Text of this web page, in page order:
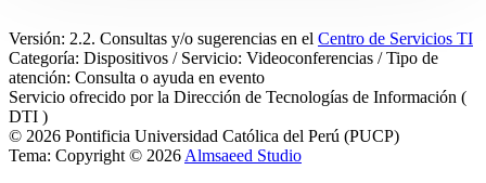
Versión: 2.2. Consultas y/o sugerencias en el Centro de Servicios TI
Categoría: Dispositivos / Servicio: Videoconferencias / Tipo de
atención: Consulta o ayuda en evento
Servicio ofrecido por la Dirección de Tecnologías de Información (
DTI )
© 2026 Pontificia Universidad Católica del Perú (PUCP)
Tema: Copyright © 2026 Almsaeed Studio